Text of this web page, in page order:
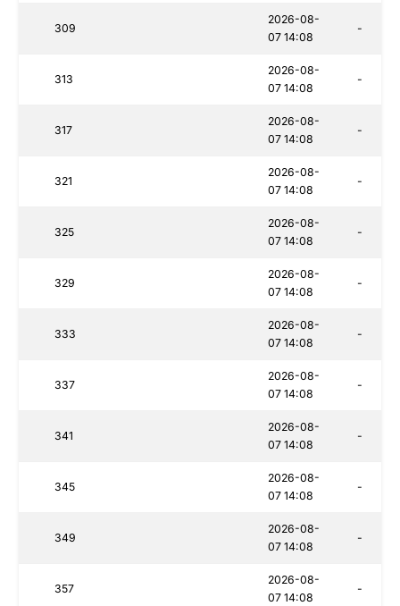
309
2026-08-
07 14:08
-
313
2026-08-
07 14:08
-
317
2026-08-
07 14:08
-
321
2026-08-
07 14:08
-
325
2026-08-
07 14:08
-
329
2026-08-
07 14:08
-
333
2026-08-
07 14:08
-
337
2026-08-
07 14:08
-
341
2026-08-
07 14:08
-
345
2026-08-
07 14:08
-
349
2026-08-
07 14:08
-
357
2026-08-
07 14:08
-